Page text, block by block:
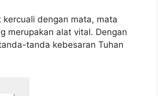
dengan mata, mata
merupakan alat vital. Dengan
tanda kebesaran Tuhan